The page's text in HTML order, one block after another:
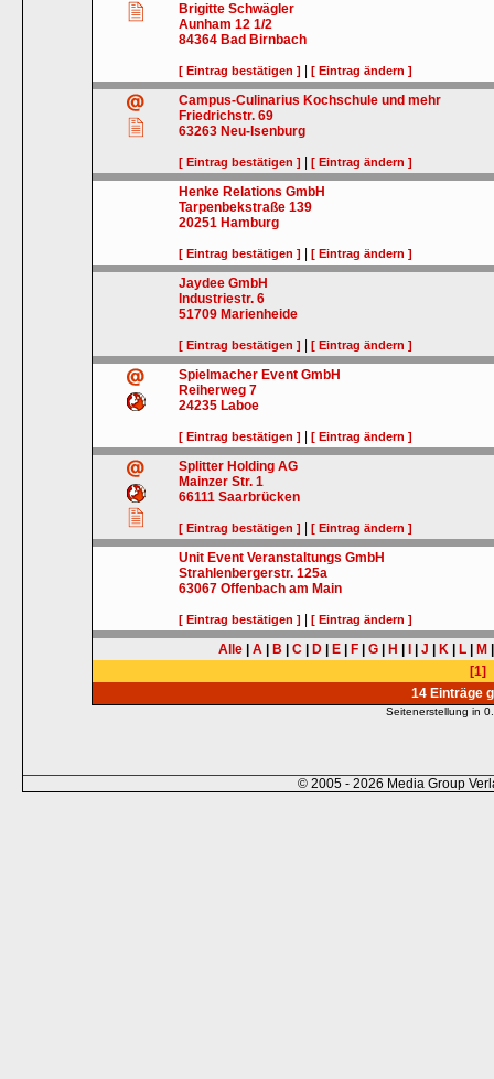
Brigitte Schwägler
Aunham 12 1/2
84364 Bad Birnbach
[ Eintrag bestätigen ] |[ Eintrag ändern ]
Campus-Culinarius Kochschule und mehr
Friedrichstr. 69
63263 Neu-Isenburg
[ Eintrag bestätigen ] |[ Eintrag ändern ]
Henke Relations GmbH
Tarpenbekstraße 139
20251 Hamburg
[ Eintrag bestätigen ] |[ Eintrag ändern ]
Jaydee GmbH
Industriestr. 6
51709 Marienheide
[ Eintrag bestätigen ] |[ Eintrag ändern ]
Spielmacher Event GmbH
Reiherweg 7
24235 Laboe
[ Eintrag bestätigen ] |[ Eintrag ändern ]
Splitter Holding AG
Mainzer Str. 1
66111 Saarbrücken
[ Eintrag bestätigen ] |[ Eintrag ändern ]
Unit Event Veranstaltungs GmbH
Strahlenbergerstr. 125a
63067 Offenbach am Main
[ Eintrag bestätigen ] |[ Eintrag ändern ]
Alle A B C D E F G H J K L M
[1]
14 Einträge
Seitenerstellung in
© 2005 - 2026 Media Group